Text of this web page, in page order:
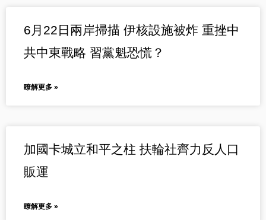
6月22日兩岸掃描 伊核設施被炸 重挫中
共中東戰略 習黨魁恐慌？
瞭解更多 »
加國卡城立和平之柱 扶輪社齊力反人口
販運
瞭解更多 »